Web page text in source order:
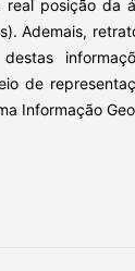
real posição da
Ademais,
de
Informação